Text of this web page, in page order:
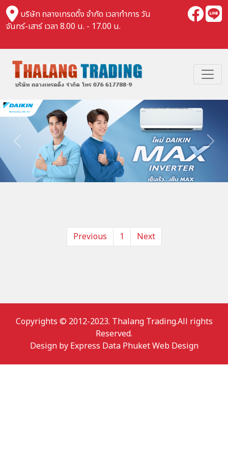
บริษัท ถลางเทรดดิ้ง จำกัด เวลาทำการ วัน
จันทร์-เสาร์ เวลา 8.00 น. - 17.00 น.
Previous Next
Previous 1 Next
Copyrights © 2012-2023. Thalang Trading.All rights
Reserved.
Design by Express Data Phuket Web Design